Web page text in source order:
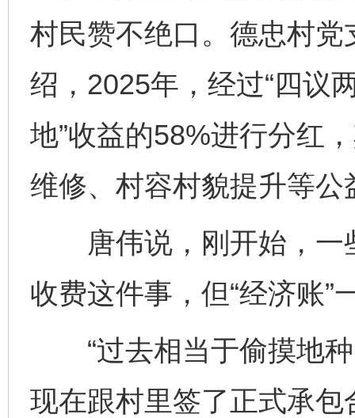
村民赞不绝口。德忠村
绍，2025年，经过“四议
地”收益的58%进行分红
维修、村容村貌提升等公
唐伟说，刚开始，一
收费这件事，但“经济账
“过去相当于偷摸地种
现在跟村里签了正式承